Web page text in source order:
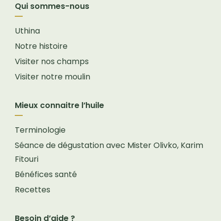
Qui sommes-nous
Uthina
Notre histoire
Visiter nos champs
Visiter notre moulin
Mieux connaitre l’huile
Terminologie
Séance de dégustation avec Mister Olivko, Karim
Fitouri
Bénéfices santé
Recettes
Besoin d’aide ?